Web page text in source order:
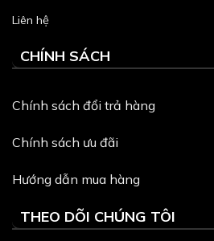
Liên hệ
CHÍNH SÁCH
Chính sách đổi trả hàng
Chính sách ưu đãi
Hướng dẫn mua hàng
THEO DÕI CHÚNG TÔI